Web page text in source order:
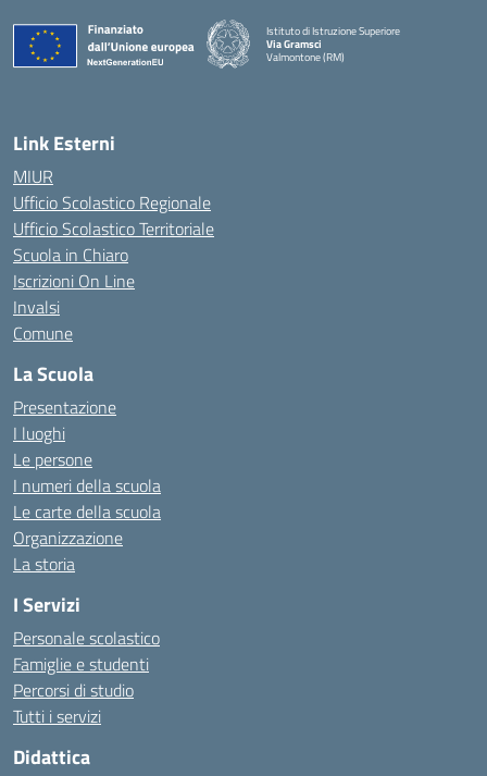
Istituto di Istruzione Superiore
Via Gramsci
Valmontone (RM)
Link Esterni
MIUR
Ufficio Scolastico Regionale
Ufficio Scolastico Territoriale
Scuola in Chiaro
Iscrizioni On Line
Invalsi
Comune
La Scuola
Presentazione
I luoghi
Le persone
I numeri della scuola
Le carte della scuola
Organizzazione
La storia
I Servizi
Personale scolastico
Famiglie e studenti
Percorsi di studio
Tutti i servizi
Didattica